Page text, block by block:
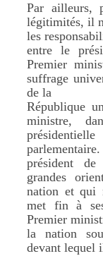
Par ailleurs,
légitimités, il
les
entre le
Premier
suffrage
de la
République
ministre,
président
grandes
nation et qui
met fin à
Premier
la nation
devant lequel